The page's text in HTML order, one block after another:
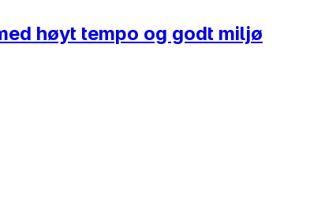
høyt tempo og godt miljø